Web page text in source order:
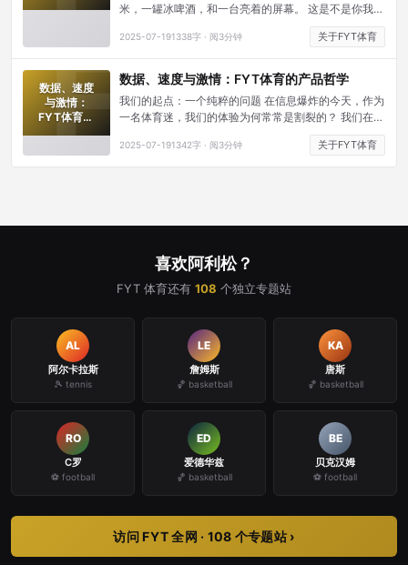
米，一罐冰啤酒，和一台亮着的屏幕。 这是不是你我，
在追逐地球另一端那份热爱时，最熟悉不过的场景？当
支持的球队进了球，那份狂喜涌到嘴边，却只能挥舞一
下拳头，无人分享；当遭遇了争议判罚，那句憋在心口
的“裁判眼瞎”，也只能自己跟自己说。
2025-07-191338字 · 阅3分钟 关于FYT体育
数据、速度
与激情：
FYT体育的
数据、速度与激情：FYT体育的产品哲学
我们的起点：一个纯粹的问题 在信息爆炸的今天，作为
一名体育迷，我们的体验为何常常是割裂的？ 我们在一
处查看比分，在另一处寻找深度数据，在一个延迟卡顿
的直播间里忍受着画质不清的画面，又在遥远的论坛里
寻找同温层的喝彩。我们离信息很近，但似乎离体育那
2025-07-191342字 · 阅3分钟 关于FYT体育
喜欢阿利松？
FYT 体育还有 108 个独立专题站
AL
阿尔卡拉斯
🎾 tennis
LE
詹姆斯
🏀 basketball
KA
唐斯
🏀 basketball
RO
C罗
⚽ football
ED
爱德华兹
🏀 basketball
BE
贝克汉姆
⚽ football
访问 FYT 全网 · 108 个专题站 ›